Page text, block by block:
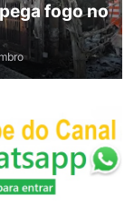
fogo no